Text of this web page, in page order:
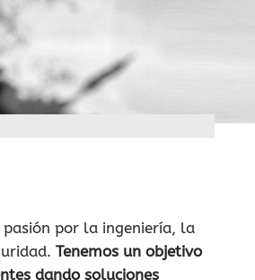
por la ingeniería, la
Tenemos un objetivo
dando soluciones